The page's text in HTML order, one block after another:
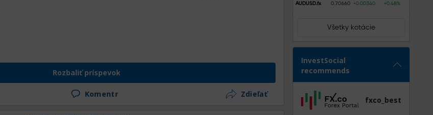
Rozbaliť príspevok
Komentr Zdieľať
AUDUSD.fx 0.70660 +0.00340 +0.48%
Všetky kotácie
InvestSocial
recommends
fxco_best